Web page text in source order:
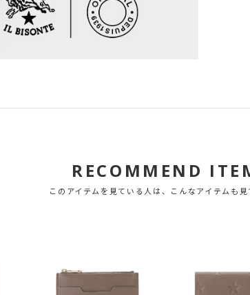
RECOMMEND
このアイテムを見ている人は、こんなアイテムも見